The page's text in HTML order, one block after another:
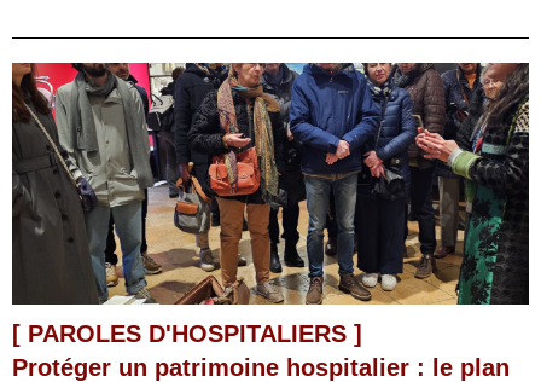
Protéger un patrimoine hospitalier : le plan
[ PAROLES D'HOSPITALIERS ]